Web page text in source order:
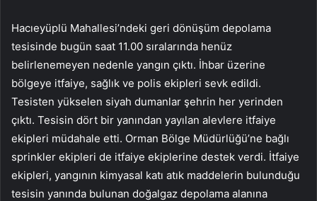
Hacıeyüplü Mahallesi’ndeki geri dönüşüm depolama
tesisinde bugün saat 11.00 sıralarında henüz
belirlenemeyen nedenle yangın çıktı. İhbar üzerine
bölgeye itfaiye, sağlık ve polis ekipleri sevk edildi.
Tesisten yükselen siyah dumanlar şehrin her yerinden
çıktı. Tesisin dört bir yanından yayılan alevlere itfaiye
ekipleri müdahale etti. Orman Bölge Müdürlüğü’ne bağlı
sprinkler ekipleri de itfaiye ekiplerine destek verdi. İtfaiye
ekipleri, yangının kimyasal katı atık maddelerin bulunduğu
tesisin yanında bulunan doğalgaz depolama alanına